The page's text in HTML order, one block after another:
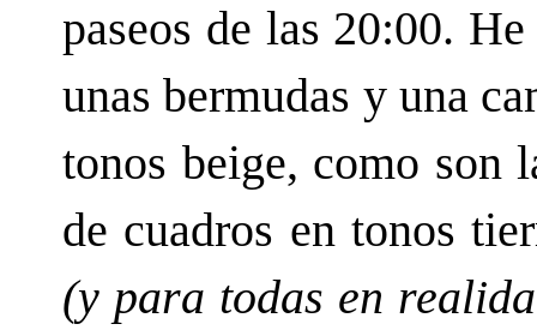
paseos de las 20:00.
unas bermudas y una
tonos beige, como son
de cuadros en tonos
(y para todas en